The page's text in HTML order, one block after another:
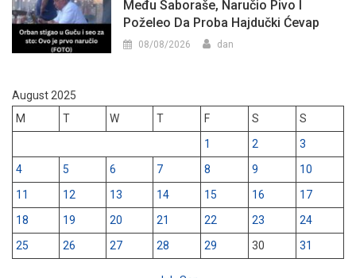
Među Saboraše, Naručio Pivo I
Poželeo Da Proba Hajdučki Ćevap
08/08/2026 dan
August 2025
M
T W T F S
S
1
2
3
4
5 6 7 8 9
10
11
12 13 14 15 16
17
18
19 20 21 22 23
24
25
26 27 28 29 30 31